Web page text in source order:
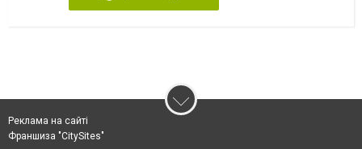
Реклама на сайті
Франшиза "CitySites"